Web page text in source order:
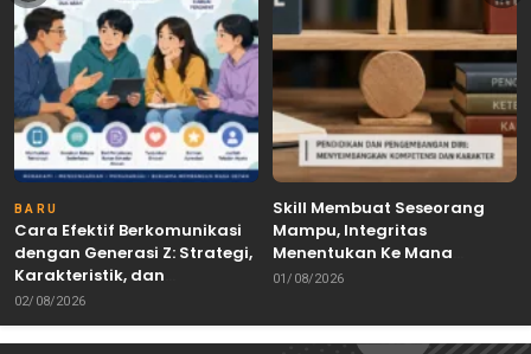
BARU
Cara Efektif Berkomunikasi
dengan Generasi Z: Strategi,
Karakteristik, dan
Tantangannya
02/08/2026
Skill Membuat Seseorang
Mampu, Integritas
Menentukan Ke Mana
Kemampuan Itu Dibawa
01/08/2026